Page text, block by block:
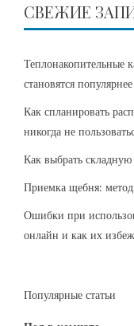
СВЕЖИЕ
Теплонакопительные
становятся популярнее
Как спланировать
никогда не
Как выбрать
Приемка щебня:
Ошибки при
онлайн и как их
Популярные статьи